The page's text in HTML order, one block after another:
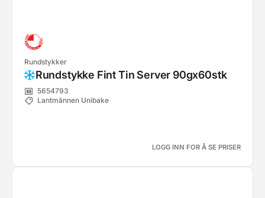
Rundstykker
Rundstykke Fint Tin Server 90gx60stk
5654793
Lantmännen Unibake
LOGG INN FOR Å SE PRISER